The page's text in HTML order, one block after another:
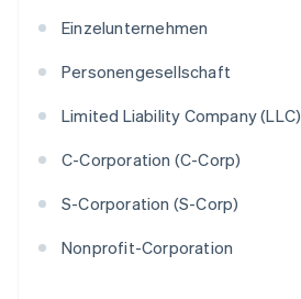
Einzelunternehmen
Personengesellschaft
Limited Liability Company (LLC)
C-Corporation (C-Corp)
S-Corporation (S-Corp)
Nonprofit-Corporation